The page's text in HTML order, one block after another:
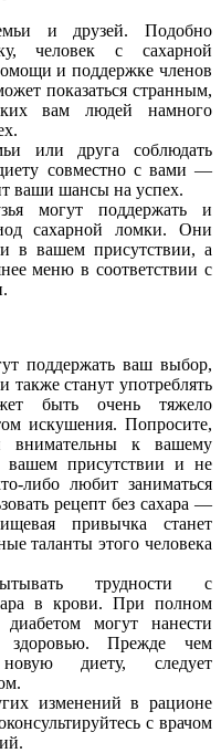
и друзей. Подобно
человек с сахарной
и поддержке членов
показаться странным,
вам людей намного
или друга соблюдать
совместно с вами —
ваши шансы на успех.
могут поддержать и
сахарной ломки. Они
в вашем присутствии, а
меню в соответствии с
поддержать ваш выбор,
также станут употреблять
быть очень тяжело
искушения. Попросите,
к вашему
вашем присутствии и не
либо любит заниматься
рецепт без сахара —
привычка станет
таланты этого человека
трудности с
в крови. При полном
могут нанести
здоровью. Прежде чем
диету, следует
изменений в рационе
с врачом